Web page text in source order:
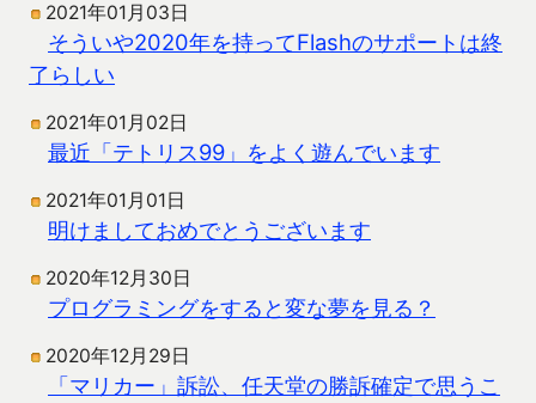
2021年01月03日
そういや2020年を持ってFlashのサポートは終
了らしい
2021年01月02日
最近「テトリス99」をよく遊んでいます
2021年01月01日
明けましておめでとうございます
2020年12月30日
プログラミングをすると変な夢を見る？
2020年12月29日
「マリカー」訴訟、任天堂の勝訴確定で思うこ